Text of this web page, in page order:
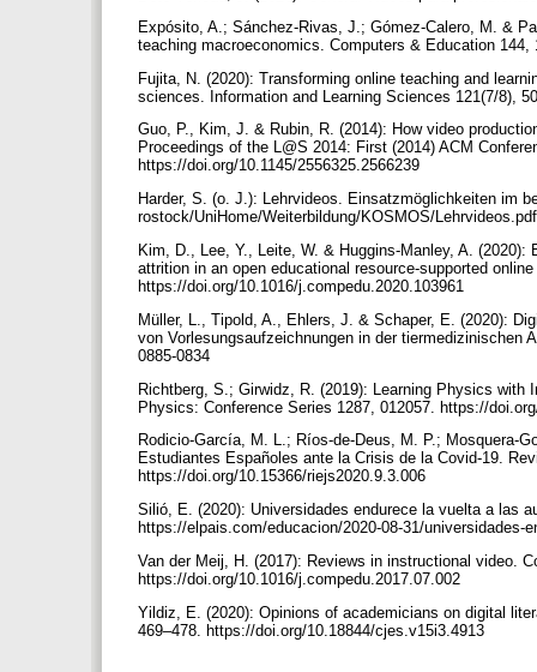
Expósito, A.; Sánchez-Rivas, J.; Gómez-Calero, M. &
teaching macroeconomics. Computers & Education
Fujita, N. (2020): Transforming online teaching and
sciences. Information and Learning Sciences 121(7/8),
Guo, P., Kim, J. & Rubin, R. (2014): How video
Proceedings of the L@S 2014: First (2014) ACM
https://doi.org/10.1145/2556325.2566239
Harder, S. (o. J.): Lehrvideos. Einsatzmöglichkeiten im
rostock/UniHome/Weiterbildung/KOSMOS/
Kim, D., Lee, Y., Leite, W. & Huggins-Manley, A.
attrition in an open educational resource-supported
https://doi.org/10.1016/j.compedu.2020.103961
Müller, L., Tipold, A., Ehlers, J. & Schaper, E. (2020):
von Vorlesungsaufzeichnungen in der tiermedizinischen
0885-0834
Richtberg, S.; Girwidz, R. (2019): Learning Physics
Physics: Conference Series 1287, 012057. https://
Rodicio-García, M. L.; Ríos-de-Deus, M. P.; Mosquera-
Estudiantes Españoles ante la Crisis de la Covid-19.
https://doi.org/10.15366/riejs2020.9.3.006
Silió, E. (2020): Universidades endurece la vuelta a las
https://elpais.com/educacion/2020-08-31/
Van der Meij, H. (2017): Reviews in instructional video.
https://doi.org/10.1016/j.compedu.2017.07.002
Yildiz, E. (2020): Opinions of academicians on digital
469–478. https://doi.org/10.18844/cjes.v15i3.4913